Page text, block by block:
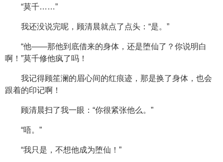
“莫千……”
我还没说完呢，顾清晨就点了点头：“是。”
“他——那他到底借来的身体，还是堕仙了？你说明白
啊！”莫千修他疯了吗！
我记得顾笙澜的眉心间的红痕迹，那是换了身体，也会
跟着的印记啊！
顾清晨扫了我一眼：“你很紧张他么。”
“唔。”
“我只是，不想他成为堕仙！”